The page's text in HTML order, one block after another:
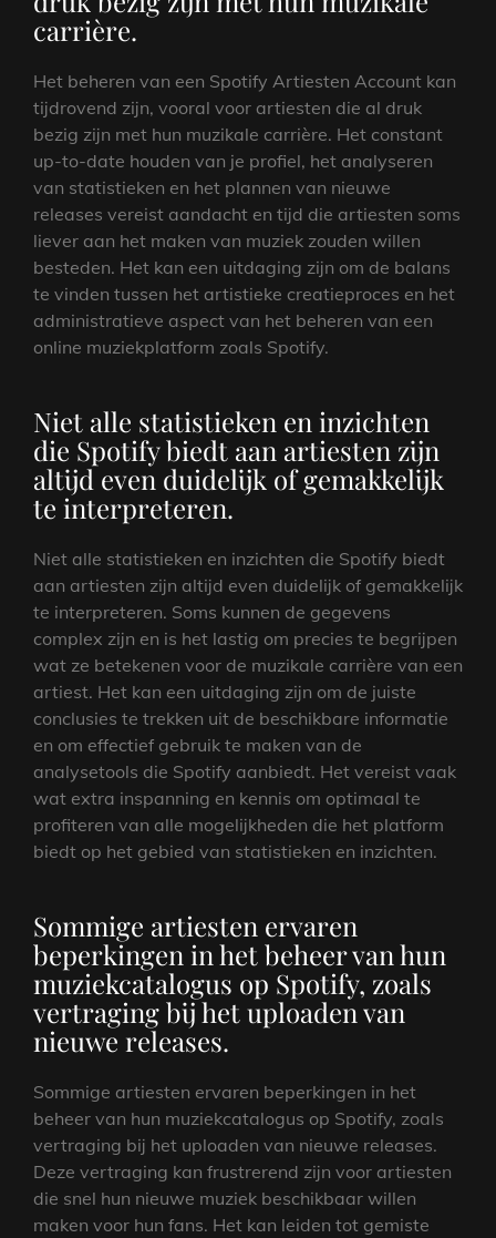
carrière.
Het beheren van een Spotify Artiesten Account kan
tijdrovend zijn, vooral voor artiesten die al druk
bezig zijn met hun muzikale carrière. Het constant
up-to-date houden van je profiel, het analyseren
van statistieken en het plannen van nieuwe
releases vereist aandacht en tijd die artiesten soms
liever aan het maken van muziek zouden willen
besteden. Het kan een uitdaging zijn om de balans
te vinden tussen het artistieke creatieproces en het
administratieve aspect van het beheren van een
online muziekplatform zoals Spotify.
Niet alle statistieken en inzichten
die Spotify biedt aan artiesten zijn
altijd even duidelijk of gemakkelijk
te interpreteren.
Niet alle statistieken en inzichten die Spotify biedt
aan artiesten zijn altijd even duidelijk of gemakkelijk
te interpreteren. Soms kunnen de gegevens
complex zijn en is het lastig om precies te begrijpen
wat ze betekenen voor de muzikale carrière van een
artiest. Het kan een uitdaging zijn om de juiste
conclusies te trekken uit de beschikbare informatie
en om effectief gebruik te maken van de
analysetools die Spotify aanbiedt. Het vereist vaak
wat extra inspanning en kennis om optimaal te
profiteren van alle mogelijkheden die het platform
biedt op het gebied van statistieken en inzichten.
Sommige artiesten ervaren
beperkingen in het beheer van hun
muziekcatalogus op Spotify, zoals
vertraging bij het uploaden van
nieuwe releases.
Sommige artiesten ervaren beperkingen in het
beheer van hun muziekcatalogus op Spotify, zoals
vertraging bij het uploaden van nieuwe releases.
Deze vertraging kan frustrerend zijn voor artiesten
die snel hun nieuwe muziek beschikbaar willen
maken voor hun fans. Het kan leiden tot gemiste